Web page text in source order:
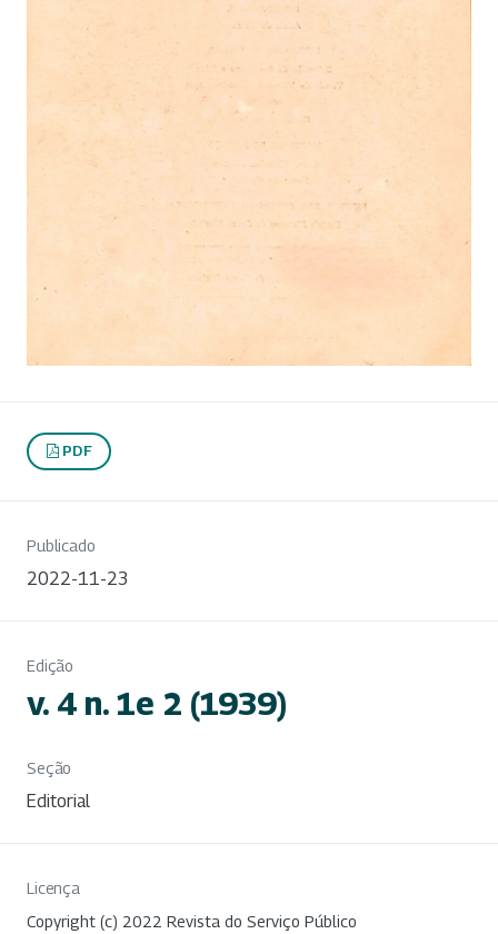
PDF
Publicado
2022-11-23
Edição
v. 4 n. 1e 2 (1939)
Seção
Editorial
Licença
Copyright (c) 2022 Revista do Serviço Público